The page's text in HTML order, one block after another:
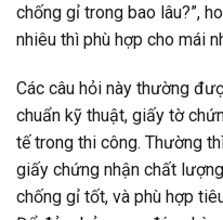
chống gỉ trong bao lâu?”,
nhiêu thì phù hợp cho mái
Các câu hỏi này thường
chuẩn kỹ thuật, giấy tờ
tế trong thi công. Thường
giấy chứng nhận chất
chống gỉ tốt, và phù hợp